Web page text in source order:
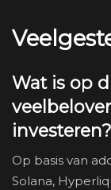
Wat is op
investeren?
Op basis van
Solana,